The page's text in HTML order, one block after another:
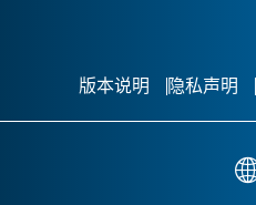
版本说明 隐私声明